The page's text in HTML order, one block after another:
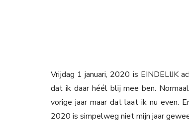
Vrijdag 1 januari, 2020 is EINDELIJK
dat ik daar héél blij mee ben.
vorige jaar maar dat laat ik nu even.
2020 is simpelweg niet mijn jaar